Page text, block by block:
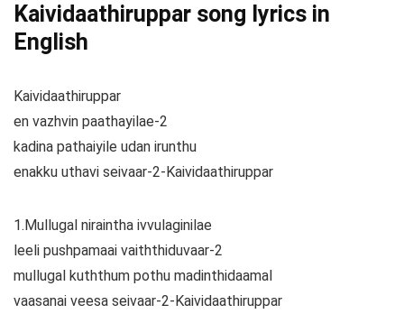
Kaividaathiruppar song lyrics in
English
Kaividaathiruppar
en vazhvin paathayilae-2
kadina pathaiyile udan irunthu
enakku uthavi seivaar-2-Kaividaathiruppar
1.Mullugal niraintha ivvulaginilae
leeli pushpamaai vaiththiduvaar-2
mullugal kuththum pothu madinthidaamal
vaasanai veesa seivaar-2-Kaividaathiruppar